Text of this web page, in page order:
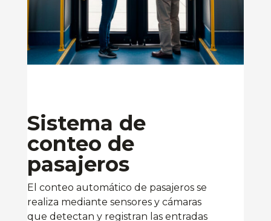
Sistema de
conteo de
pasajeros
El conteo automático de pasajeros se
realiza mediante sensores y cámaras
que detectan y registran las entradas